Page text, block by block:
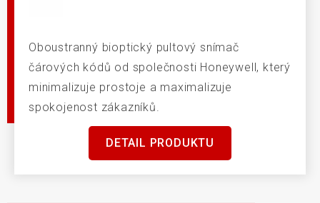
Oboustranný bioptický pultový snímač
čárových kódů od společnosti Honeywell, který
minimalizuje prostoje a maximalizuje
spokojenost zákazníků.
DETAIL PRODUKTU